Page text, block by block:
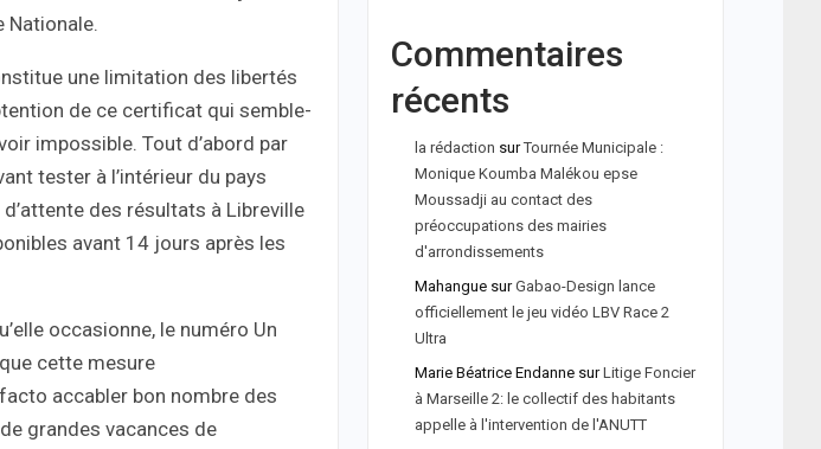
Nationale.
une limitation des libertés
de ce certificat qui semble-
impossible. Tout d’abord par
tester à l’intérieur du pays
des résultats à Libreville
avant 14 jours après les
occasionne, le numéro Un
cette mesure
accabler bon nombre des
grandes vacances de
Commentaires
récents
la rédaction surTournée Municipale :
Monique Koumba Malékou epse
Moussadji au contact des
préoccupations des mairies
d'arrondissements
MahanguesurGabao-Design lance
officiellement le jeu vidéo LBV Race 2
Ultra
Marie Béatrice EndannesurLitige Foncier
à Marseille 2: le collectif des habitants
appelle à l'intervention de l'ANUTT